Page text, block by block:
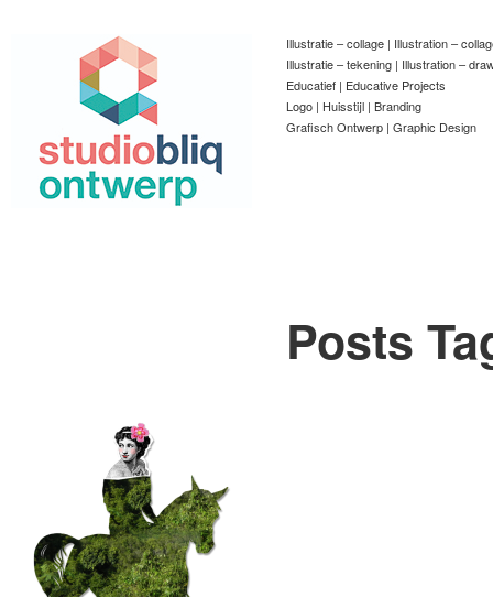
Illustratie – collage | Illustration –
Illustratie – tekening | Illustration –
Educatief | Educative Projects
Logo | Huisstijl | Branding
Grafisch Ontwerp | Graphic Design
Posts